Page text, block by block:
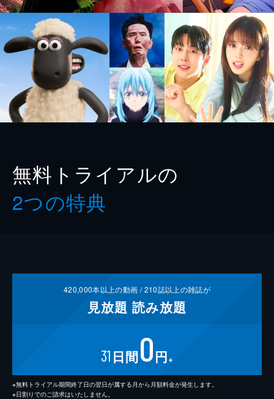
無料トライアルの
2つの特典
420,000本以上の動画 /210誌以上の雑誌が
見放題 読み放題
31 日間0円 ※
※無料トライアル期間終了日の翌日が属する月から月額料金が発生します。
※日割りでのご請求はいたしません。